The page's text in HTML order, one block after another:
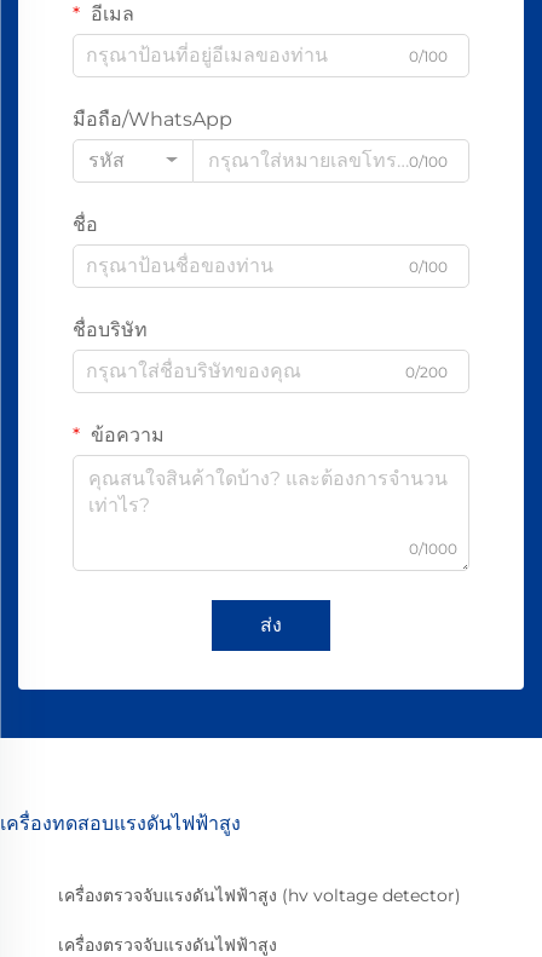
อีเมล
0/100
มือถือ/WhatsApp
รหัส
0/100
ชื่อ
0/100
ชื่อบริษัท
0/200
ข้อความ
0/1000
ส่ง
เครื่องทดสอบแรงดันไฟฟ้าสูง
เครื่องตรวจจับแรงดันไฟฟ้าสูง (hv voltage detector)
เครื่องตรวจจับแรงดันไฟฟ้าสูง